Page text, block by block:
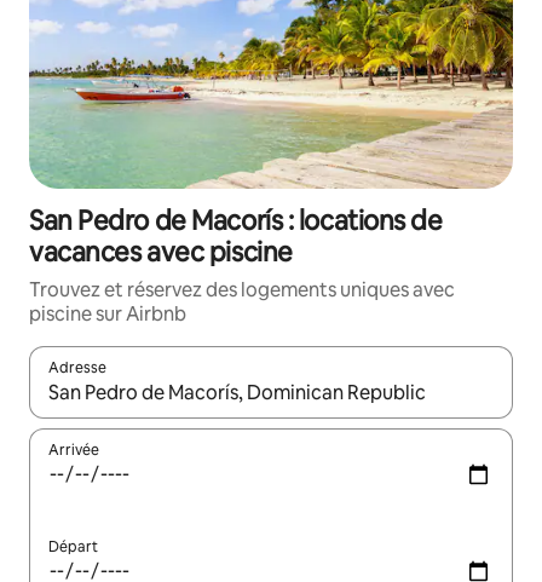
San Pedro de Macorís : locations de
vacances avec piscine
Trouvez et réservez des logements uniques avec
piscine sur Airbnb
Adresse
Lorsque les résultats s'affichent, utilisez les flèches vers le
Arrivée
Départ